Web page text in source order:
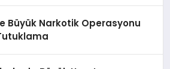
Büyük Narkotik Operasyonu